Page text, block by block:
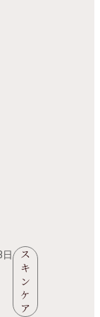
日
ス
キ
ン
ケ
ア